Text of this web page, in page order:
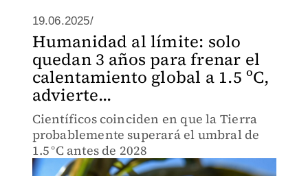
19.06.2025/
Humanidad al límite: solo
quedan 3 años para frenar el
calentamiento global a 1.5 ºC,
advierte...
Científicos coinciden en que la Tierra
probablemente superará el umbral de
1.5 °C antes de 2028